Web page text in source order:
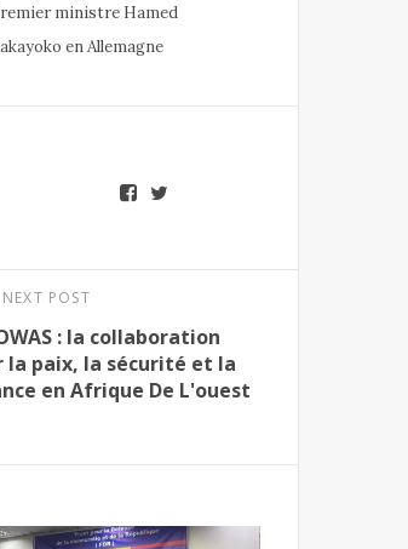
ministre Hamed
en Allemagne
NEXT POST
: la collaboration
la paix, la sécurité et la
en Afrique De L'ouest